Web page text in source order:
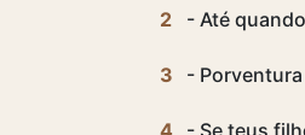
2 - Até
3 -
4 - Se teus